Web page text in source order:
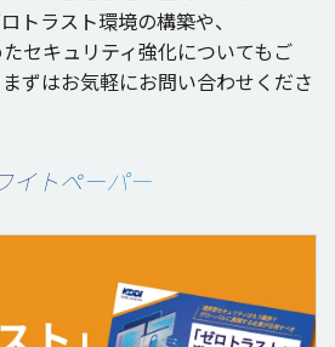
トラスト環境の構築や、
セキュリティ強化についてもご
ずはお気軽にお問い合わせくださ
イトペーパー